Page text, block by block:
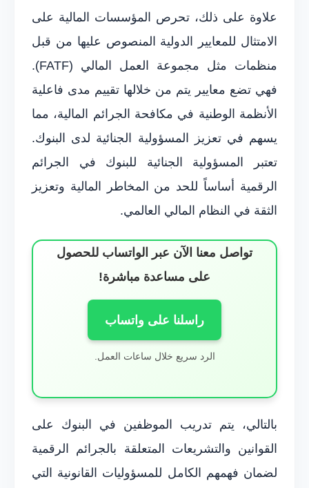
علاوة على ذلك، تحرص المؤسسات المالية على
الامتثال للمعايير الدولية المنصوص عليها من قبل
منظمات مثل مجموعة العمل المالي (FATF).
فهي تضع معايير يتم من خلالها تقييم مدى فاعلية
الأنظمة الوطنية في مكافحة الجرائم المالية، مما
يسهم في تعزيز المسؤولية الجنائية لدى البنوك.
تعتبر المسؤولية الجنائية للبنوك في الجرائم
الرقمية أساساً للحد من المخاطر المالية وتعزيز
الثقة في النظام المالي العالمي.
تواصل معنا الآن عبر الواتساب للحصول
على مساعدة مباشرة!
راسلنا على واتساب
الرد سريع خلال ساعات العمل.
بالتالي، يتم تدريب الموظفين في البنوك على
القوانين والتشريعات المتعلقة بالجرائم الرقمية
لضمان فهمهم الكامل للمسؤوليات القانونية التي